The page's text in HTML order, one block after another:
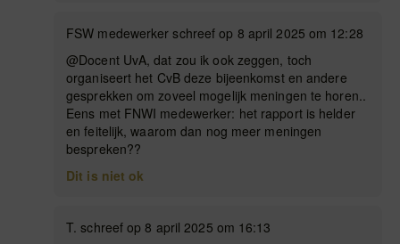
FSW medewerker schreef op 8 april 2025 om 12:28
@Docent UvA, dat zou ik ook zeggen, toch
organiseert het CvB deze bijeenkomst en andere
gesprekken om zoveel mogelijk meningen te horen..
Eens met FNWI medewerker: het rapport is helder
en feitelijk, waarom dan nog meer meningen
bespreken??
Dit is niet ok
T. schreef op 8 april 2025 om 16:13